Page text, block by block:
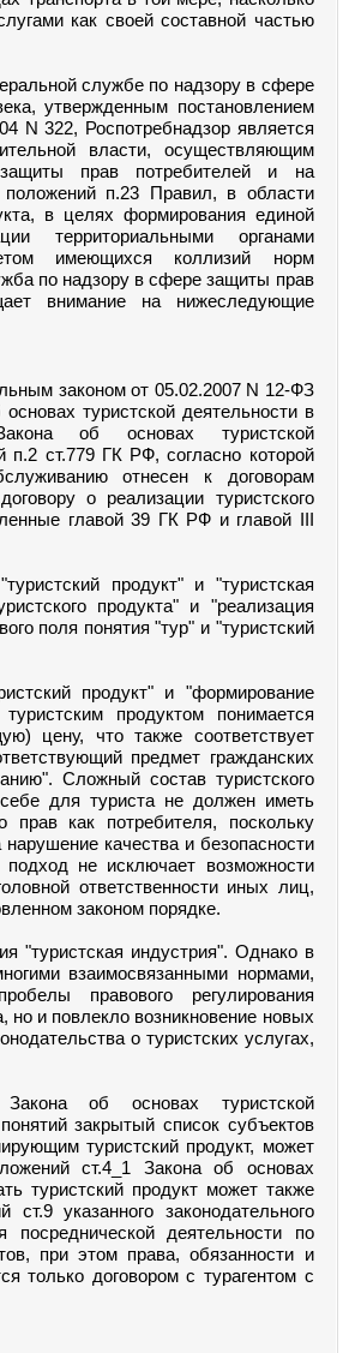
как своей составной частью
службе по надзору в сфере
утвержденным постановлением
N 322, Роспотребнадзор является
власти, осуществляющим
прав потребителей и на
п.23 Правил, в области
в целях формирования единой
территориальными органами
имеющихся коллизий норм
по надзору в сфере защиты прав
внимание на нижеследующие
законом от 05.02.2007 N 12-ФЗ
туристской деятельности в
об основах туристской
п.2 ст.779 ГК РФ, согласно которой
отнесен к договорам
о реализации туристского
главой 39 ГК РФ и главой III
продукт" и "туристская
продукта" и "реализация
поля понятия "тур" и "туристский
продукт" и "формирование
продуктом понимается
цену, что также соответствует
предмет гражданских
Сложный состав туристского
для туриста не должен иметь
как потребителя, поскольку
нарушение качества и безопасности
не исключает возможности
ответственности иных лиц,
законом порядке.
индустрия". Однако в
взаимосвязанными нормами,
правового регулирования
но и повлекло возникновение новых
о туристских услугах,
об основах туристской
закрытый список субъектов
туристский продукт, может
ст.4_1 Закона об основах
туристский продукт может также
указанного законодательного
посреднической деятельности по
при этом права, обязанности и
только договором с турагентом с